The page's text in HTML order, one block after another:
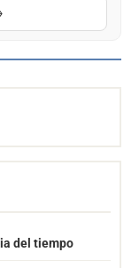
del tiempo